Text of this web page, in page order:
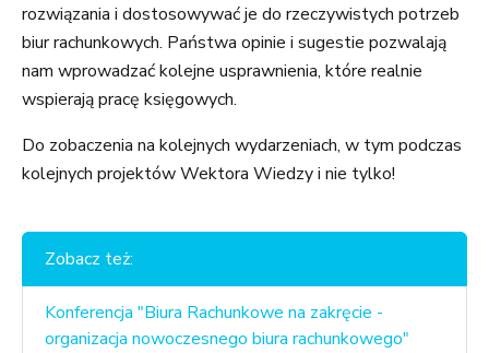
rozwiązania i dostosowywać je do rzeczywistych potrzeb
biur rachunkowych. Państwa opinie i sugestie pozwalają
nam wprowadzać kolejne usprawnienia, które realnie
wspierają pracę księgowych.
Do zobaczenia na kolejnych wydarzeniach, w tym podczas
kolejnych projektów Wektora Wiedzy i nie tylko!
Zobacz też:
Konferencja "Biura Rachunkowe na zakręcie -
organizacja nowoczesnego biura rachunkowego"